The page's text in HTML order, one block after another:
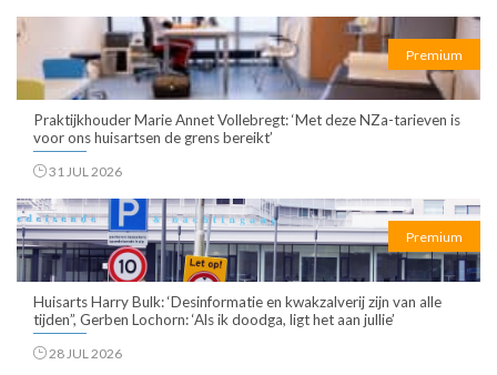
Premium
Praktijkhouder Marie Annet Vollebregt: ‘Met deze NZa-tarieven is
voor ons huisartsen de grens bereikt’
31 JUL 2026
Premium
Huisarts Harry Bulk: ‘Desinformatie en kwakzalverij zijn van alle
tijden”, Gerben Lochorn: ‘Als ik doodga, ligt het aan jullie’
28 JUL 2026